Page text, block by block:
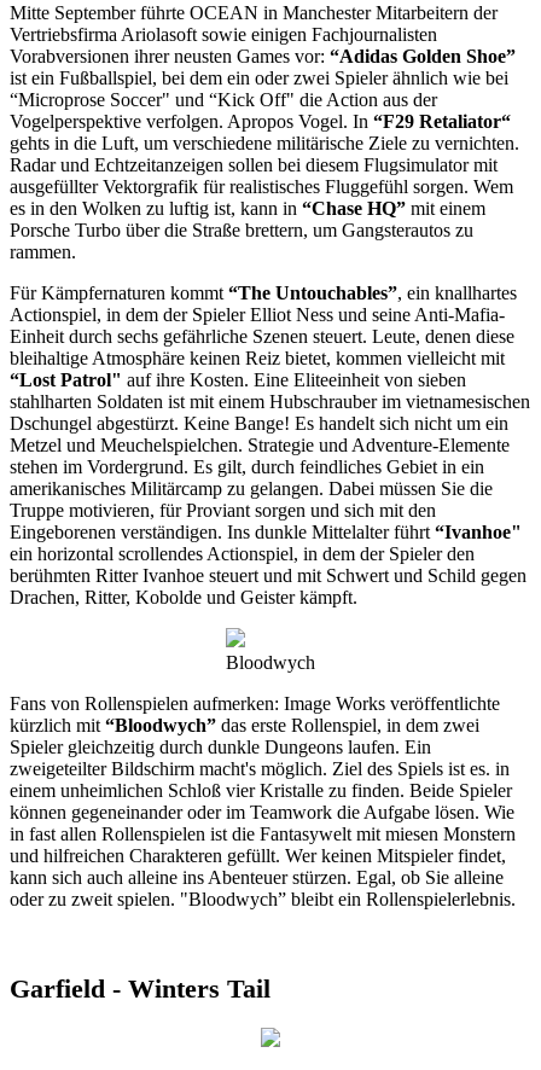
Mitte September führte OCEAN in Manchester Mitarbeitern der
Vertriebsfirma Ariolasoft sowie einigen Fachjournalisten
Vorabversionen ihrer neusten Games vor: “Adidas Golden Shoe”
ist ein Fußballspiel, bei dem ein oder zwei Spieler ähnlich wie bei
“Microprose Soccer" und “Kick Off" die Action aus der
Vogelperspektive verfolgen. Apropos Vogel. In “F29 Retaliator“
gehts in die Luft, um verschiedene militärische Ziele zu vernichten.
Radar und Echtzeitanzeigen sollen bei diesem Flugsimulator mit
ausgefüllter Vektorgrafik für realistisches Fluggefühl sorgen. Wem
es in den Wolken zu luftig ist, kann in “Chase HQ” mit einem
Porsche Turbo über die Straße brettern, um Gangsterautos zu
rammen.
Für Kämpfernaturen kommt “The Untouchables”, ein knallhartes
Actionspiel, in dem der Spieler Elliot Ness und seine Anti-Mafia-
Einheit durch sechs gefährliche Szenen steuert. Leute, denen diese
bleihaltige Atmosphäre keinen Reiz bietet, kommen vielleicht mit
“Lost Patrol" auf ihre Kosten. Eine Eliteeinheit von sieben
stahlharten Soldaten ist mit einem Hubschrauber im vietnamesischen
Dschungel abgestürzt. Keine Bange! Es handelt sich nicht um ein
Metzel und Meuchelspielchen. Strategie und Adventure-Elemente
stehen im Vordergrund. Es gilt, durch feindliches Gebiet in ein
amerikanisches Militärcamp zu gelangen. Dabei müssen Sie die
Truppe motivieren, für Proviant sorgen und sich mit den
Eingeborenen verständigen. Ins dunkle Mittelalter führt “Ivanhoe"
ein horizontal scrollendes Actionspiel, in dem der Spieler den
berühmten Ritter Ivanhoe steuert und mit Schwert und Schild gegen
Drachen, Ritter, Kobolde und Geister kämpft.
Bloodwych
Fans von Rollenspielen aufmerken: Image Works veröffentlichte
kürzlich mit “Bloodwych” das erste Rollenspiel, in dem zwei
Spieler gleichzeitig durch dunkle Dungeons laufen. Ein
zweigeteilter Bildschirm macht's möglich. Ziel des Spiels ist es. in
einem unheimlichen Schloß vier Kristalle zu finden. Beide Spieler
können gegeneinander oder im Teamwork die Aufgabe lösen. Wie
in fast allen Rollenspielen ist die Fantasywelt mit miesen Monstern
und hilfreichen Charakteren gefüllt. Wer keinen Mitspieler findet,
kann sich auch alleine ins Abenteuer stürzen. Egal, ob Sie alleine
oder zu zweit spielen. "Bloodwych” bleibt ein Rollenspielerlebnis.
Garfield - Winters Tail